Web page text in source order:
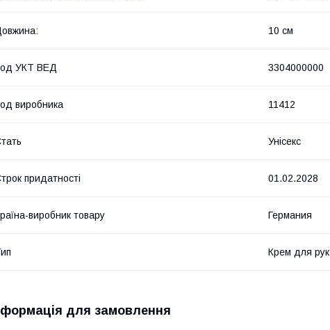
10 см
УКТ ВЕД 3304000000
виробника 11412
Унісекс
придатності 01.02.2028
виробник товару Германия
Крем для рук
для замовлення